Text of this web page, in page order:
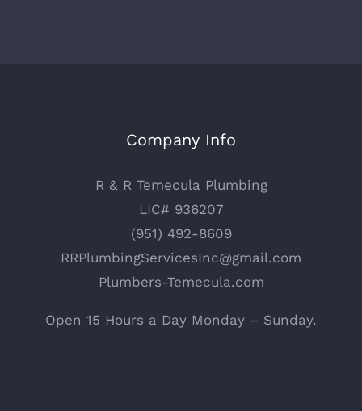
Company Info
R & R Temecula Plumbing
LIC# 936207
(951) 492-8609
RRPlumbingServicesInc@gmail.com
Plumbers-Temecula.com
Open 15 Hours a Day Monday – Sunday.